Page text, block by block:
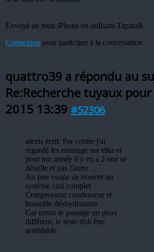
Envoyé de mon iPhone en utilisant Tapatalk
Connexion pour participer à la conversation.
quattro39 a répondu au
Re:Recherche tuyaux
2015 13:39 #52306
alexis écrit: Par contre j'ai
regardé les montage sur etka et
pour ton année il y en a 2 une se
détaille et pas l'autre ...
Au pire essaie de trouver un
système casi complet
Compresseur condenseur et
bouteille déshydratante
Car ormis le passage un peux
différent, le reste doit être
semblable